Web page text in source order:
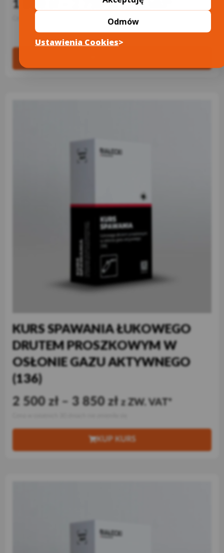
Odmów
Ustawienia Cookies
1 800 2 750zł z ZW. VAT
Cena w ostatnich 30 dniach nie zmieniła się
KURS SPAWANIA ŁUKOWEGO
DRUTEM PROSZKOWYM W
OSŁONIE GAZU AKTYWNEGO
(136)
2 500 zł – 3 850 zł z ZW. VAT
KUP KURS